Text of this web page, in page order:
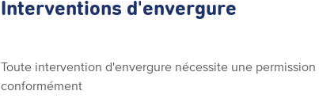
Interventions d'envergure
Toute intervention d'envergure nécessite une
conformément